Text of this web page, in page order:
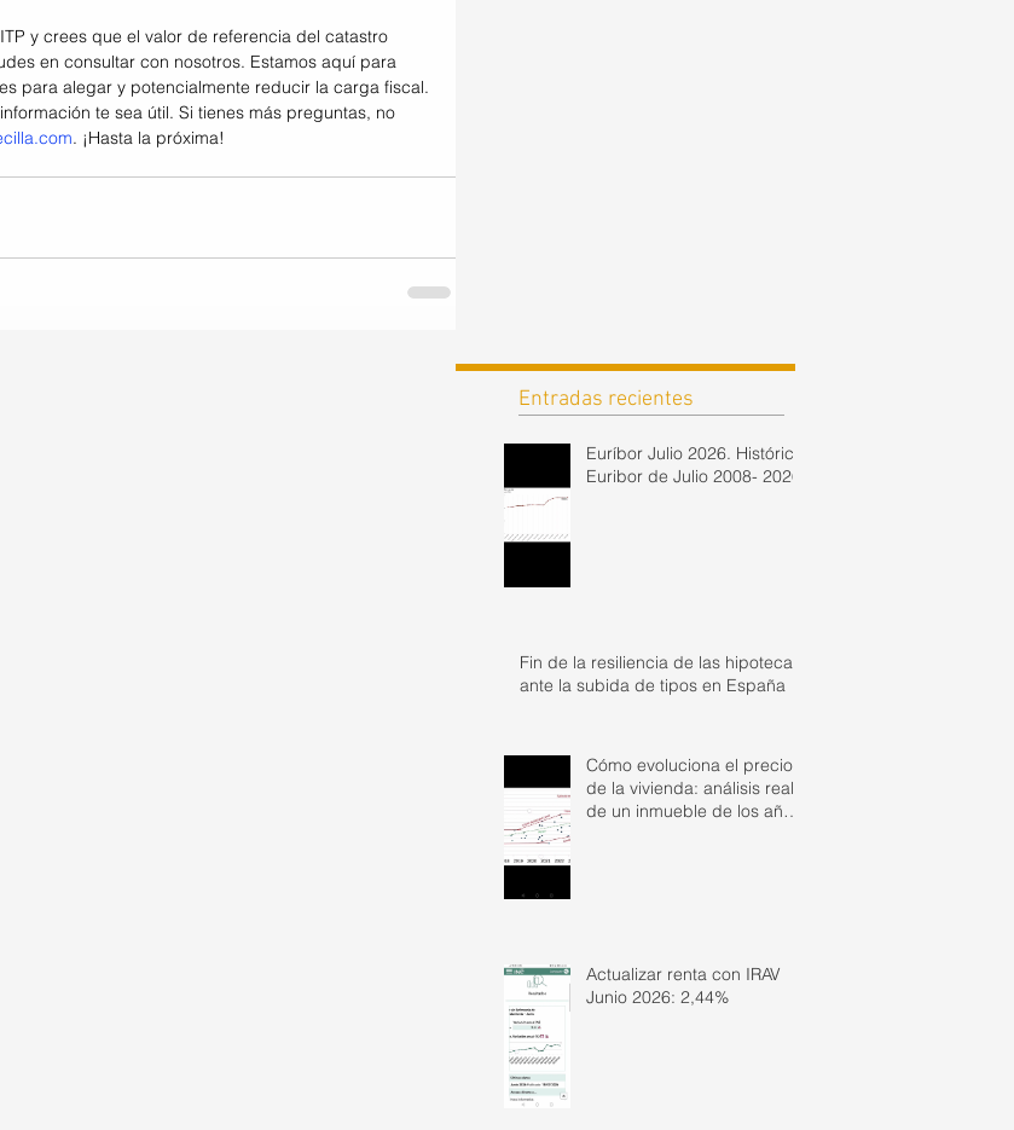
y crees que el valor de referencia del catastro
en consultar con nosotros. Estamos aquí para
para alegar y potencialmente reducir la carga fiscal.
te sea útil. Si tienes más preguntas, no
. ¡Hasta la próxima!
Entradas recientes
Euríbor Julio 2026. Histórico
Euribor de Julio 2008- 2026
Fin de la resiliencia de las hipotecas
ante la subida de tipos en España
Cómo evoluciona el precio
de la vivienda: análisis real
de un inmueble de los años
Actualizar renta con IRAV
Junio 2026: 2,44%